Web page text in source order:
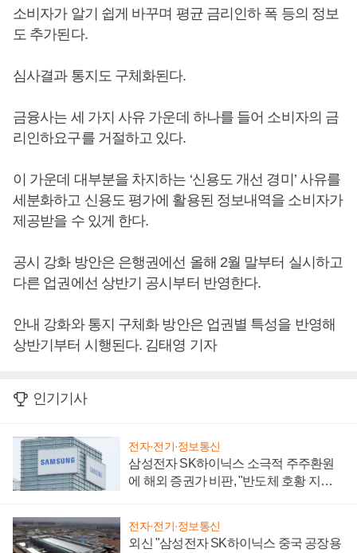
소비자가 알기 쉽게 바꾸며 평균 금리인하 폭 등의 정보
도 추가된다.
심사결과 통지도 구체화된다.
금융사는 세 가지 사유 가운데 하나를 들어 소비자의 금
리인하요구를 거절하고 있다.
이 가운데 대부분을 차지하는 ‘신용도 개선 경미’ 사유를
세분화하고 신용도 평가에 활용된 정보내역을 소비자가
제공받을 수 있게 한다.
공시 강화 방안은 은행권에선 올해 2월 말부터 실시하고
다른 업권에선 상반기 공시부터 반영한다.
안내 강화와 통지 구체화 방안은 업권별 특성을 반영해
상반기부터 시행된다. 김태영 기자
인기기사
전자·전기·정보통신
삼성전자 SK하이닉스 소극적 주주환원
에 해외 증권가 비판, "반도체 호황 지속
전자·전기·정보통신
외신 "삼성전자 SK하이닉스 중국 공장용